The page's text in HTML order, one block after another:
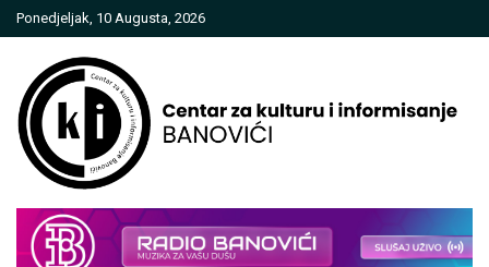
Skip
to
Ponedjeljak, 10 Augusta, 2026
Centar za kulturu i informisanje
Banovići